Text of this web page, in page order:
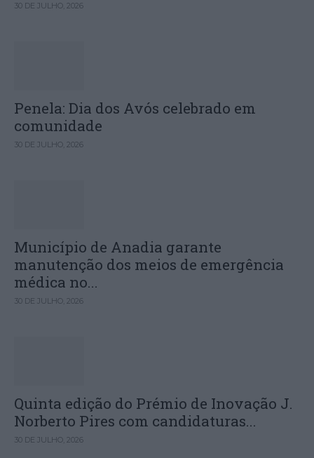
30 DE JULHO, 2026
Penela: Dia dos Avós celebrado em
comunidade
30 DE JULHO, 2026
Município de Anadia garante
manutenção dos meios de emergência
médica no...
30 DE JULHO, 2026
Quinta edição do Prémio de Inovação J.
Norberto Pires com candidaturas...
30 DE JULHO, 2026